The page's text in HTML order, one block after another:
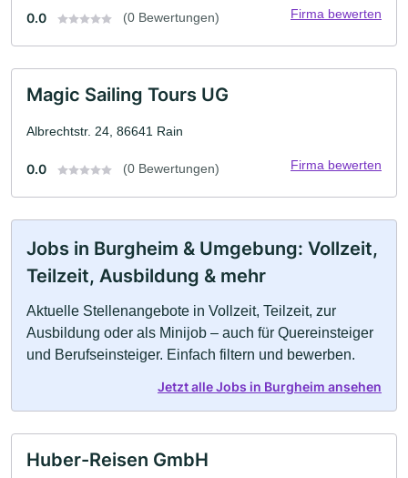
0.0 (0 Bewertungen) Firma bewerten
Magic Sailing Tours UG
Albrechtstr. 24, 86641 Rain
0.0 (0 Bewertungen) Firma bewerten
Jobs in Burgheim & Umgebung: Vollzeit,
Teilzeit, Ausbildung & mehr
Aktuelle Stellenangebote in Vollzeit, Teilzeit, zur
Ausbildung oder als Minijob – auch für Quereinsteiger
und Berufseinsteiger. Einfach filtern und bewerben.
Jetzt alle Jobs in Burgheim ansehen
Huber-Reisen GmbH